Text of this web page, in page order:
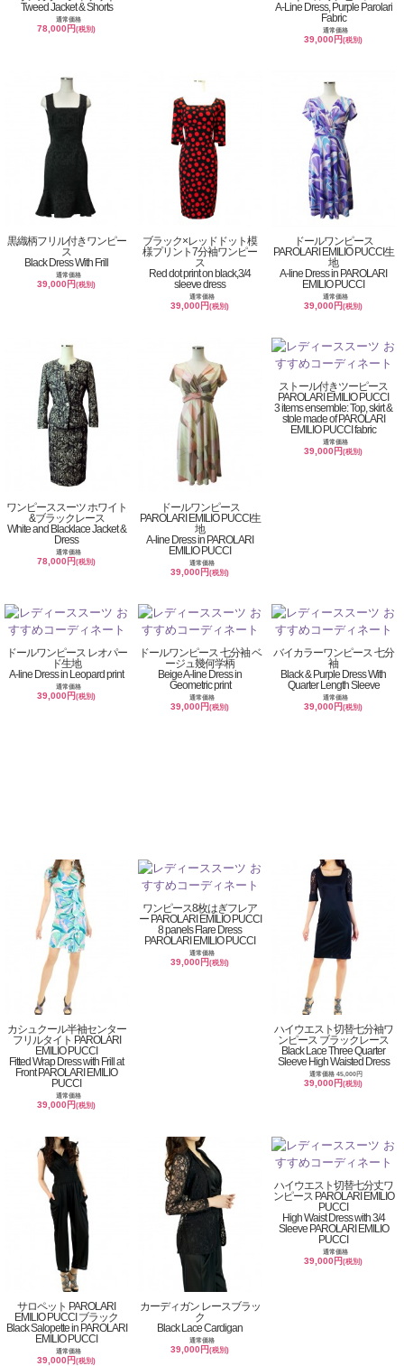
Tweed Jacket & Shorts
通常価格
78,000円(税別)
A-Line Dress, Purple Parolari
Fabric
通常価格
39,000円(税別)
黒織柄フリル付きワンピー
ス
Black Dress With Frill
通常価格
39,000円(税別)
ブラック×レッドドット模
様プリント7分袖ワンピー
ス
Red dot print on black,3/4
sleeve dress
通常価格
39,000円(税別)
ドールワンピース
PAROLARI EMILIO PUCCI生
地
A-line Dress in PAROLARI
EMILIO PUCCI
通常価格
39,000円(税別)
ワンピーススーツ ホワイト
&ブラックレース
White and Blacklace Jacket &
Dress
通常価格
78,000円(税別)
ドールワンピース
PAROLARI EMILIO PUCCI生
地
A-line Dress in PAROLARI
EMILIO PUCCI
通常価格
39,000円(税別)
ストール付きツーピース
PAROLARI EMILIO PUCCI
3 items ensemble: Top, skirt &
stole made of PAROLARI
EMILIO PUCCI fabric
通常価格
39,000円(税別)
ドールワンピース レオパー
ド生地
A-line Dress in Leopard print
通常価格
39,000円(税別)
ドールワンピース 七分袖 ベ
ージュ幾何学柄
Beige A-line Dress in
Geometric print
通常価格
39,000円(税別)
バイカラーワンピース 七分
袖
Black & Purple Dress With
Quarter Length Sleeve
通常価格
39,000円(税別)
カシュクール半袖センター
フリルタイト PAROLARI
EMILIO PUCCI
Fitted Wrap Dress with Frill at
Front PAROLARI EMILIO
PUCCI
通常価格
39,000円(税別)
ワンピース8枚はぎフレア
ー PAROLARI EMILIO PUCCI
8 panels Flare Dress
PAROLARI EMILIO PUCCI
通常価格
39,000円(税別)
ハイウエスト切替七分袖ワ
ンピース ブラックレース
Black Lace Three Quarter
Sleeve High Waisted Dress
通常価格 45,000円
39,000円(税別)
サロペット PAROLARI
EMILIO PUCCI ブラック
Black Salopette in PAROLARI
EMILIO PUCCI
通常価格
39,000円(税別)
カーディガン レースブラッ
ク
Black Lace Cardigan
通常価格
39,000円(税別)
ハイウエスト切替七分丈ワ
ンピース PAROLARI EMILIO
PUCCI
High Waist Dress with 3/4
Sleeve PAROLARI EMILIO
PUCCI
通常価格
39,000円(税別)